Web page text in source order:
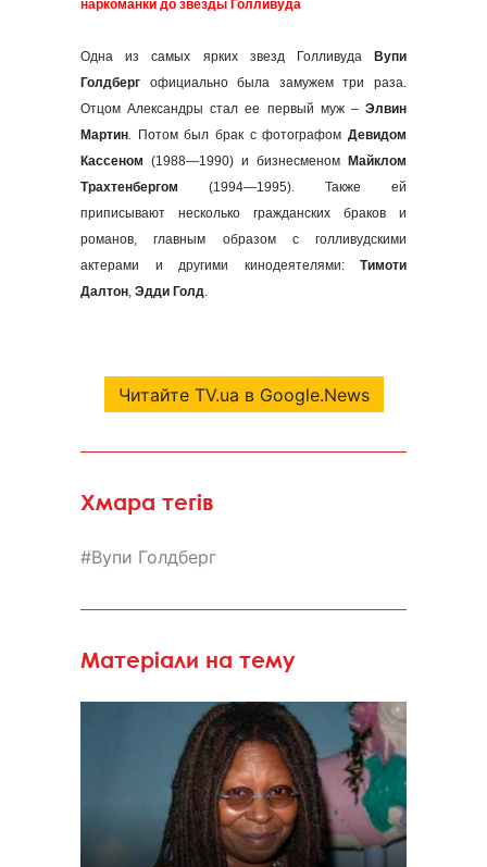
наркоманки до звезды Голливуда
Одна из самых ярких звезд Голливуда
Вупи
Голдберг официально была замужем три раза.
Отцом Александры стал ее первый муж – Элвин
Мартин. Потом был брак с фотографом Девидом
Кассеном (1988—1990) и бизнесменом
Майклом
Трахтенбергом (1994—1995). Также ей
приписывают несколько гражданских браков и
романов, главным образом с голливудскими
актерами и другими кинодеятелями: Тимоти
Далтон, Эдди Голд.
Читайте TV.ua в Google.News
Хмара тегів
Вупи Голдберг
Матеріали на тему